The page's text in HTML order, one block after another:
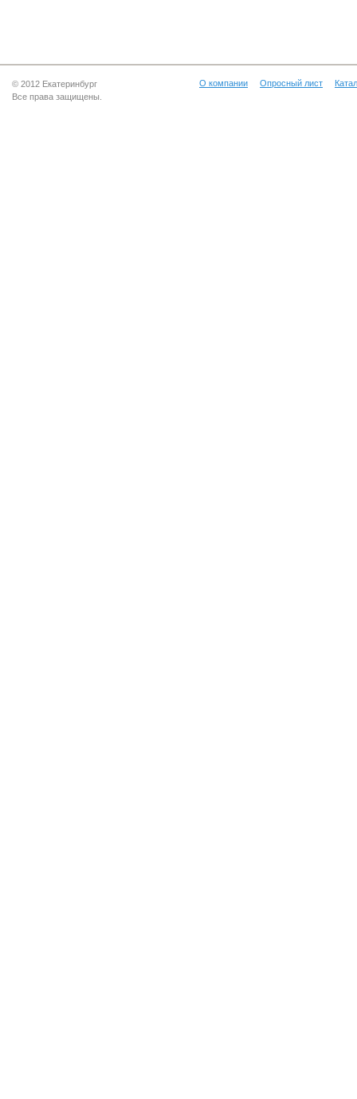
© 2012 Екатеринбург
Все права защищены.
О компании Опросный лист